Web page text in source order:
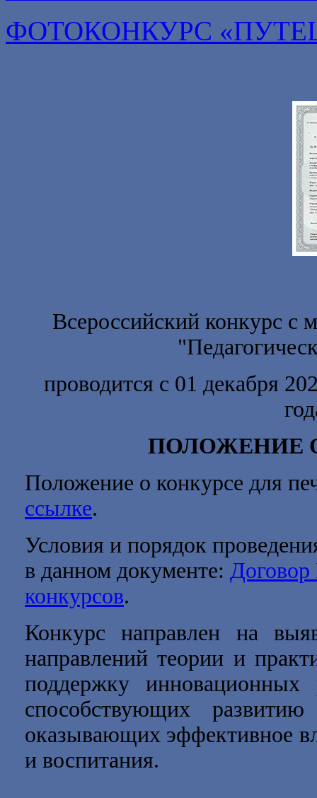
ФОТОКОНКУРС
Всероссийский конкурс с
"
проводится с 01 декабря
ПОЛОЖЕНИЕ
Положение о конкурсе для
ссылке.
Условия и порядок
в данном документе:
конкурсов.
Конкурс направлен на
направлений теории и
поддержку инновационных
способствующих
оказывающих эффективное
и воспитания.